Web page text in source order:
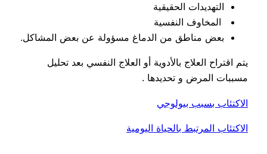
التهديدات الحقيقية
المخاوف النفسية
بعض مناطق من الدماغ مسؤولة عن بعض المشاكل.
يتم اقتراح العلاج بالأدوية أو العلاج النفسي بعد تحليل
مسببات المرض و تحديدها .
الاكتئاب بسبب بيولوجي
الاكتئاب المرتبط بالحياة اليومية